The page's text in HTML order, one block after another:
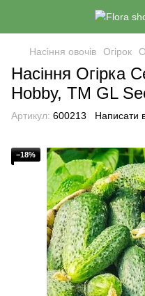
Насіння овочів Огірок
Насіння Огiрка
Hobby, TM GL
Артикул: 600213 Написати
−18%